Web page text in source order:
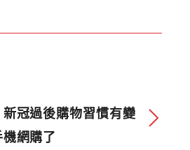
新冠過後購物習慣有變
網購了